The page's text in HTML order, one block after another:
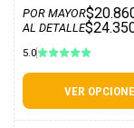
POR MAYOR
AL DETALLE
5.0
VER